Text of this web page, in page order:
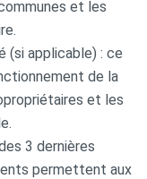
et les
(si applicable) : ce
de la
et les
3 dernières
permettent aux